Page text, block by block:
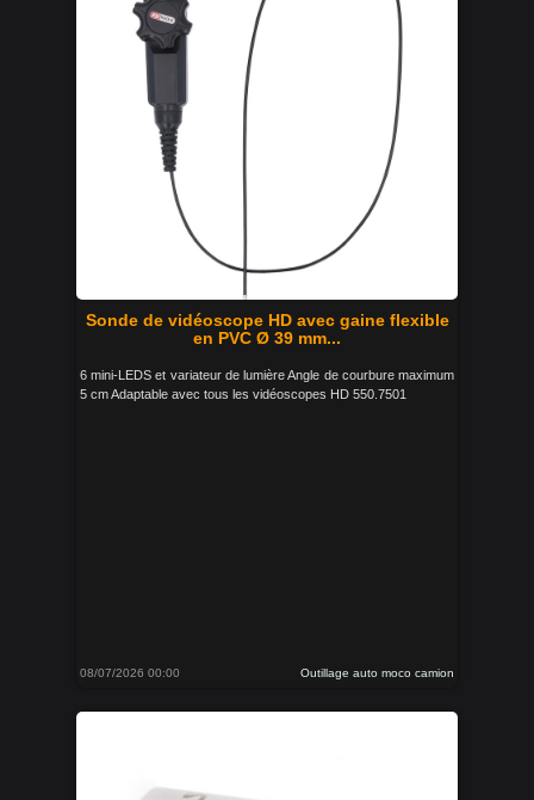
Sonde de vidéoscope HD avec gaine flexible
en PVC Ø 39 mm...
6 mini-LEDS et variateur de lumière Angle de courbure maximum
5 cm Adaptable avec tous les vidéoscopes HD 550.7501
08/07/2026 00:00 Outillage auto moco camion